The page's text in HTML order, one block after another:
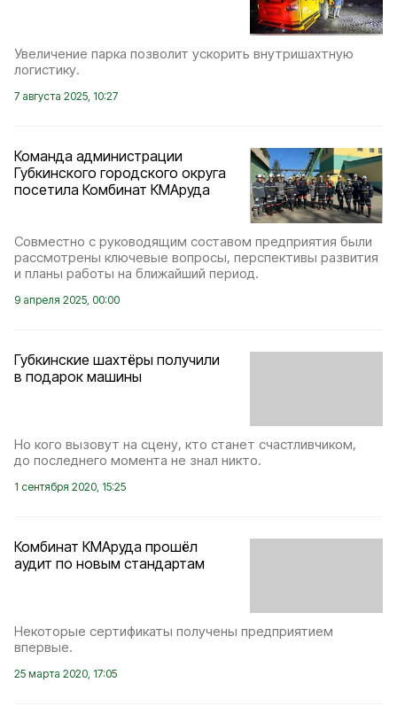
Увеличение парка позволит ускорить внутришахтную
логистику.
7 августа 2025, 10:27
Команда администрации
Губкинского городского округа
посетила Комбинат КМАруда
Совместно с руководящим составом предприятия были
рассмотрены ключевые вопросы, перспективы развития
и планы работы на ближайший период.
9 апреля 2025, 00:00
Губкинские шахтёры получили
в подарок машины
Но кого вызовут на сцену, кто станет счастливчиком,
до последнего момента не знал никто.
1 сентября 2020, 15:25
Комбинат КМАруда прошёл
аудит по новым стандартам
Некоторые сертификаты получены предприятием
впервые.
25 марта 2020, 17:05